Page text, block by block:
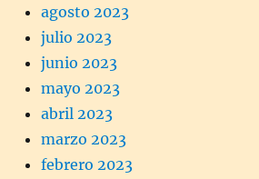
agosto 2023
julio 2023
junio 2023
mayo 2023
abril 2023
marzo 2023
febrero 2023